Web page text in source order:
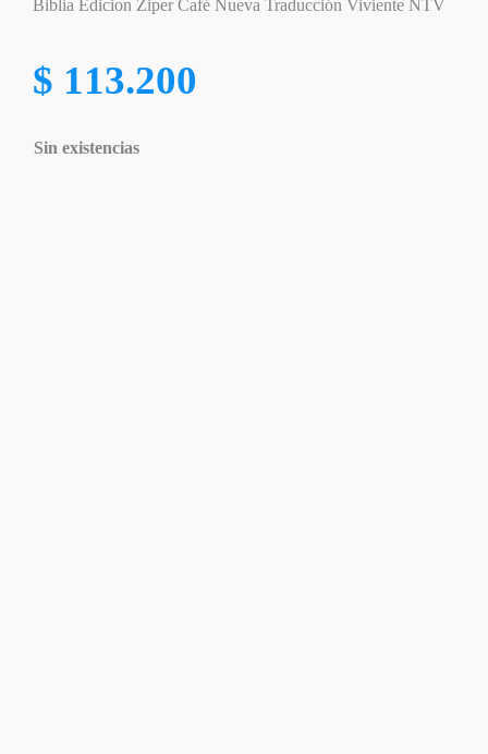
Biblia Edicion Ziper Café Nueva Traducción Viviente NTV
$ 113.200
Sin existencias